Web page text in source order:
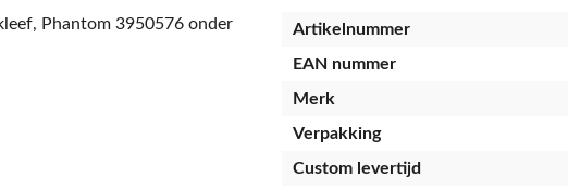
Phantom 3950576 onder
Artikelnummer
EAN nummer
Merk
Verpakking
Custom levertijd